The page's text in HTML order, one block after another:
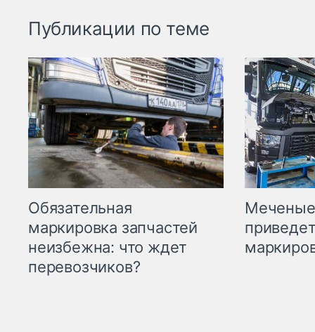
Публикации по теме
Обязательная
маркировка запчастей
неизбежна: что ждет
перевозчиков?